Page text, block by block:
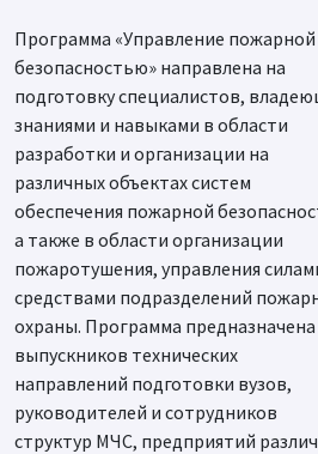
Программа «Управление пожарной
безопасностью» направлена на
подготовку специалистов,
знаниями и навыками в области
разработки и организации на
различных объектах систем
обеспечения пожарной
а также в области организации
пожаротушения, управления
средствами подразделений
охраны. Программа предназначена
выпускников технических
направлений подготовки вузов,
руководителей и сотрудников
структур МЧС, предприятий